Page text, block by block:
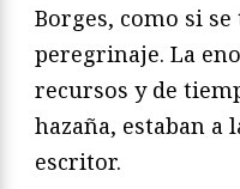
Borges, como si
peregrinaje. La
recursos y de
hazaña, estaban a
escritor.